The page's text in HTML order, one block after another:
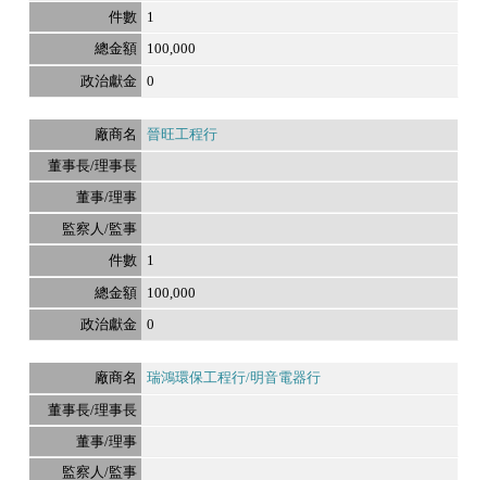
1
100,000
0
晉旺工程行
1
100,000
0
瑞鴻環保工程行/明音電器行